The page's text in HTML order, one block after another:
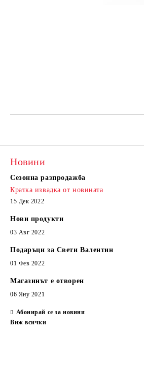
Новини
Сезонна разпродажба
Кратка извадка от новината
15 Дек 2022
Нови продукти
03 Авг 2022
Подаръци за Свети Валентин
01 Фев 2022
Магазинът е отворен
06 Яну 2021
Абонирай се за новини
Виж всички